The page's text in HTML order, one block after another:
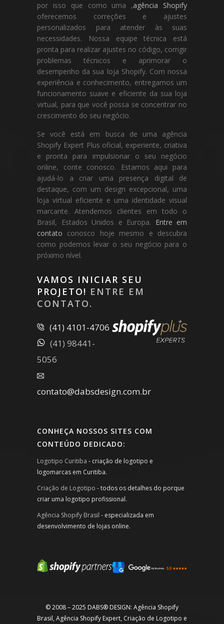
por isso que como uma ,agência Shopify
oferecemos correções e ajustes
personalizados para atender às suas
necessidades. Nossa equipe técnica está
pronta para realizar ajustes no código, corrigir
problemas técnicos e aprimorar o
desempenho da sua loja Shopify. Com nossa
experiência e conhecimento, entregamos um
funcionamento suave e eficiente da sua loja
virtual, para que você possa se concentrar no
crescimento do seu negócio.
Se você está em busca de uma agência
Shopify Expert Plus oficial, experiente, criativa
e pronta para impulsionar o seu negócio
online, conte conosco. Estamos aqui para
ajudá-lo a criar uma presença digital de
destaque, com um design excepcional, uma
loja virtual eficiente e uma identidade visual
marcante. Atendemos clientes em todo o
Brasil, Estados Unidos e Europa. Entre em
contato conosco hoje mesmo e descubra
como podemos levar o seu negócio para o
próximo nível.
VAMOS INICIAR SEU
PROJETO! ENTRE EM
CONTATO.
(41) 4101-4706
(41) 98441-
5056
contato@dabsdesign.com.br
CONHEÇA NOSSOS SITES COM
CONTEÚDO DEDICADO:
Logotipo Curitiba - criação de logotipo e
logomarcas em Curitiba.
Criação de Logotipo - todos os detalhes do porque
criar uma logotipo profissional.
Agência Shopify Brasil - especializada em
desenvolvimento de lojas online.
© 2008 – 2025 DABS® DESIGN: Agência Shopify
Brasil, Agência Shopify Expert, Criação de Logotipo e